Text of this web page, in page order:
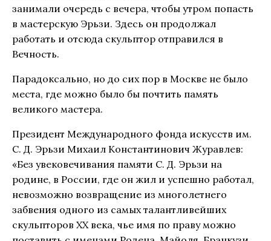
занимали очередь с вечера, чтобы утром попасть
в мастерскую Эрьзи. Здесь он продолжал
работать и отсюда скульптор отправился в
Вечность.
Парадоксально, но до сих пор в Москве не было
места, где можно было бы почтить память
великого мастера.
Президент Международного фонда искусств им.
С. Д. Эрьзи Михаил Константинович Журавлев:
«Без увековечивания памяти С. Д. Эрьзи на
родине, в России, где он жил и успешно работал,
невозможно возвращение из многолетнего
забвения одного из самых талантливейших
скульпторов ХХ века, чье имя по праву можно